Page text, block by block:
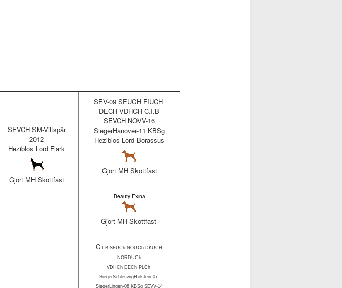
SEVCH SM-Viltspår
2012
Heziblos Lord Flark
Gjort MH Skottfast
SEV-09 SEUCH FIUCH
DECH VDHCH C.I.B
SEVCH NOVV-16
SiegerHanover-11 KBSg
Heziblos Lord Borassus
Gjort MH Skottfast
Beauty Exina
Gjort MH Skottfast
C.I.B SEUCh NOUCh DKUCH
NORDUCh
VDHCh DECh PLCh
SiegerSchleswigHolstein-07
SiegerLingen-08 KBSg SEVV-14